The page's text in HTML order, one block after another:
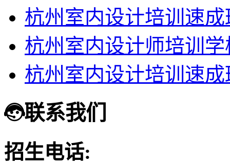
杭州室内设计培训速成
杭州室内设计师培训
杭州室内设计培训速成
联系我们
招生电话: